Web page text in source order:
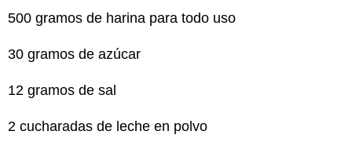
500 gramos de harina para todo uso
30 gramos de azúcar
12 gramos de sal
2 cucharadas de leche en polvo